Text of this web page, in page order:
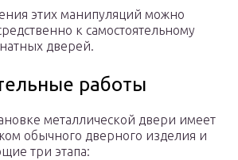
этих манипуляций можно
к самостоятельному
дверей.
работы
металлической двери имеет
обычного дверного изделия и
три этапа: